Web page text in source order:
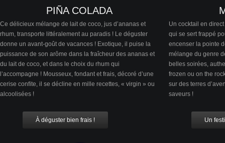
PIÑA COLADA
Ce délicieux mélange de lait de coco, jus d’ananas et
rhum, transporte littéralement au paradis ! Le déguster
donne un avant-goût de vacances ! Exotique, il puise la
puissance de son arôme dans la fraîcheur des ananas et
du lait de coco, et dans le choix du rhum qui
l’accompagne ! Mousseux, fondant et frais, décoré d’une
cerise confite, il se décline en mille recettes, « virgin » ou
alcoolisées !
À déguster bien frais !
Un cocktail en
qui se sert frappé
encenser la pointe
mélange du genre
belles soirées,
frozen ou on the
sur des terres
saveurs !
Un